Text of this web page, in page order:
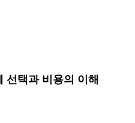
선택과 비용의 이해